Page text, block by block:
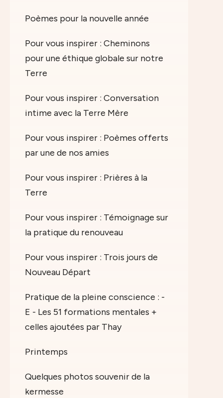
Poèmes pour la nouvelle année
Pour vous inspirer : Cheminons
pour une éthique globale sur notre
Terre
Pour vous inspirer : Conversation
intime avec la Terre Mère
Pour vous inspirer : Poèmes offerts
par une de nos amies
Pour vous inspirer : Prières à la
Terre
Pour vous inspirer : Témoignage sur
la pratique du renouveau
Pour vous inspirer : Trois jours de
Nouveau Départ
Pratique de la pleine conscience : -
E - Les 51 formations mentales +
celles ajoutées par Thay
Printemps
Quelques photos souvenir de la
kermesse